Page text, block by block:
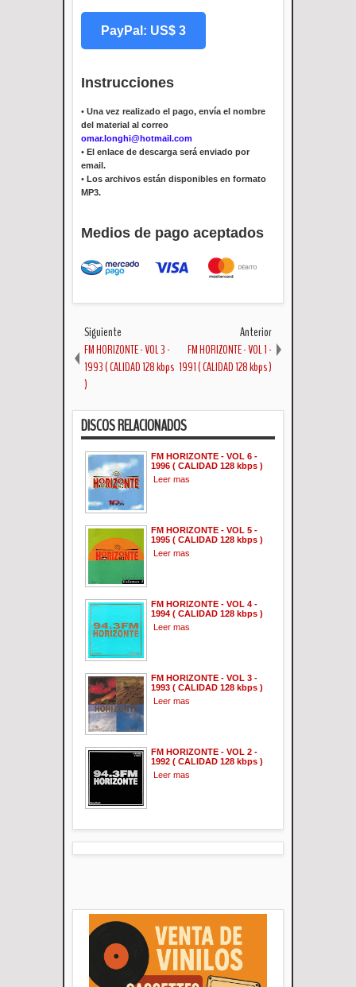
PayPal: US$ 3
Instrucciones
• Una vez realizado el pago, envía el nombre
del material al correo
omar.longhi@hotmail.com
• El enlace de descarga será enviado por
email.
• Los archivos están disponibles en formato
MP3.
Medios de pago aceptados
Siguiente
FM HORIZONTE - VOL 3 -
1993 ( CALIDAD 128 kbps
)
Anterior
FM HORIZONTE - VOL 1 -
1991 ( CALIDAD 128 kbps )
DISCOS RELACIONADOS
FM HORIZONTE - VOL 6 -
1996 ( CALIDAD 128 kbps )
Leer mas
FM HORIZONTE - VOL 5 -
1995 ( CALIDAD 128 kbps )
Leer mas
FM HORIZONTE - VOL 4 -
1994 ( CALIDAD 128 kbps )
Leer mas
FM HORIZONTE - VOL 3 -
1993 ( CALIDAD 128 kbps )
Leer mas
FM HORIZONTE - VOL 2 -
1992 ( CALIDAD 128 kbps )
Leer mas